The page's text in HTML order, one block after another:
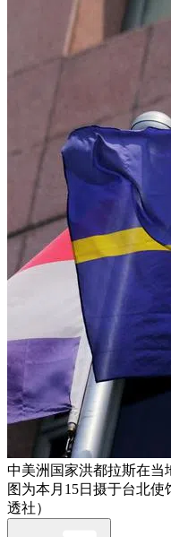
中美洲国家洪都拉斯在当
图为本月15日摄于台北
透社）